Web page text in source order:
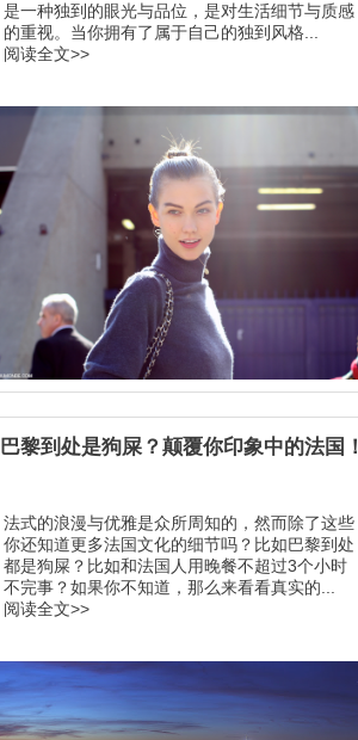
是一种独到的眼光与品位，是对生活细节与质感
的重视。当你拥有了属于自己的独到风格...
阅读全文>>
巴黎到处是狗屎？颠覆你印象中的法国！
法式的浪漫与优雅是众所周知的，然而除了这些
你还知道更多法国文化的细节吗？比如巴黎到处
都是狗屎？比如和法国人用晚餐不超过3个小时
不完事？如果你不知道，那么来看看真实的...
阅读全文>>